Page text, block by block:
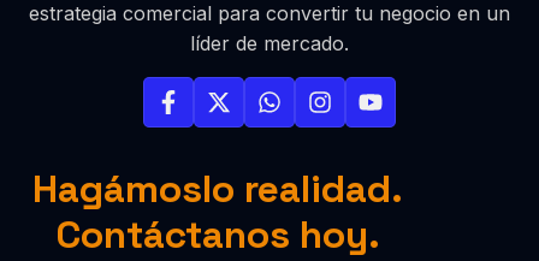
estrategia comercial para convertir tu negocio en un
líder de mercado.
Hagámoslo realidad.
Contáctanos hoy.